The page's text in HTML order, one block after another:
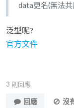
data更名(無法
泛型呢?
官方文件
3 則回應
回應
沒